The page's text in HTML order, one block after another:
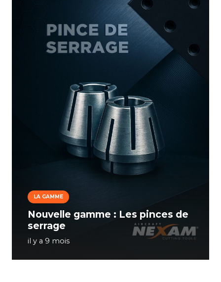
LA GAMME
Nouvelle gamme : Les pinces de
serrage
il y a 9 mois